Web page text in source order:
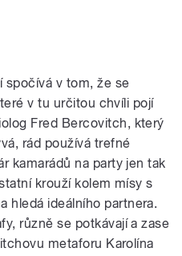
spočívá v tom, že se
v tu určitou chvíli pojí
Fred Bercovitch, který
rád používá trefné
kamarádů na party jen tak
krouží kolem mísy s
hledá ideálního partnera.
různě se potkávají a zase
metaforu Karolína